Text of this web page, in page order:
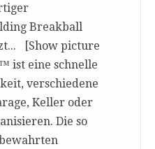
Breakball
[Show picture
ist eine schnelle
verschiedene
Keller oder
Die so